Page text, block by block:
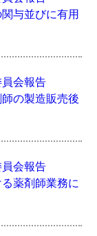
与並びに有用
会報告
の製造販売後
会報告
薬剤師業務に